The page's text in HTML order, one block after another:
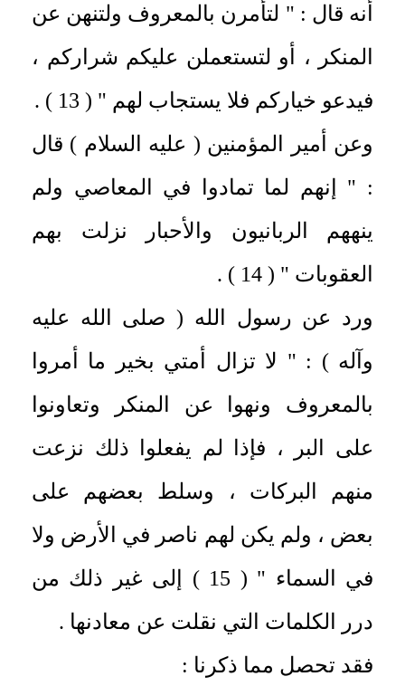
أنه قال : " لتأمرن بالمعروف ولتنهن عن
المنكر ، أو لتستعملن عليكم شراركم ،
فيدعو خياركم فلا يستجاب لهم " ( 13 ) .
وعن أمير المؤمنين ( عليه السلام ) قال
: " إنهم لما تمادوا في المعاصي ولم
ينههم الربانيون والأحبار نزلت بهم
العقوبات " ( 14 ) .
ورد عن رسول الله ( صلى الله عليه
وآله ) : " لا تزال أمتي بخير ما أمروا
بالمعروف ونهوا عن المنكر وتعاونوا
على البر ، فإذا لم يفعلوا ذلك نزعت
منهم البركات ، وسلط بعضهم على
بعض ، ولم يكن لهم ناصر في الأرض ولا
في السماء " ( 15 ) إلى غير ذلك من
درر الكلمات التي نقلت عن معادنها .
فقد تحصل مما ذكرنا :